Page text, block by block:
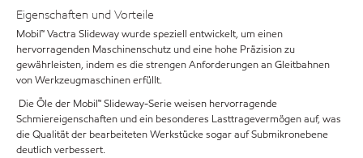
Eigenschaften und Vorteile
Mobil™ Vactra Slideway wurde speziell entwickelt, um einen
hervorragenden Maschinenschutz und eine hohe Präzision zu
gewährleisten, indem es die strengen Anforderungen an Gleitbahnen
von Werkzeugmaschinen erfüllt.
Die Öle der Mobil™ Slideway-Serie weisen hervorragende
Schmiereigenschaften und ein besonderes Lasttragevermögen auf, was
die Qualität der bearbeiteten Werkstücke sogar auf Submikronebene
deutlich verbessert.